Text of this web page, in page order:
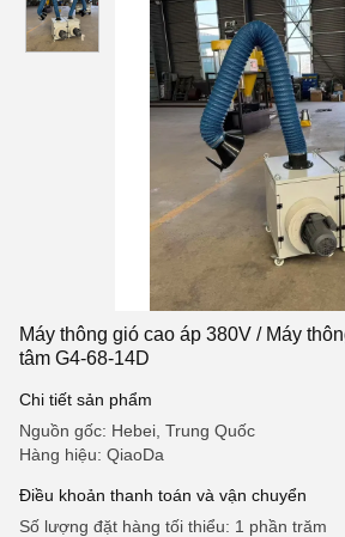
Máy thông gió cao áp 380V / Máy
tâm G4-68-14D
Chi tiết sản phẩm
Nguồn gốc: Hebei, Trung Quốc
Hàng hiệu: QiaoDa
Điều khoản thanh toán và vận chuyển
Số lượng đặt hàng tối thiểu: 1 phần trăm